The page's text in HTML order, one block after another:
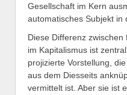
Gesellschaft im Kern
automatisches Subjekt in
Diese Differenz
im Kapitalismus ist
projizierte Vorstellung,
aus dem Diesseits
vermittelt ist. Aber sie ist